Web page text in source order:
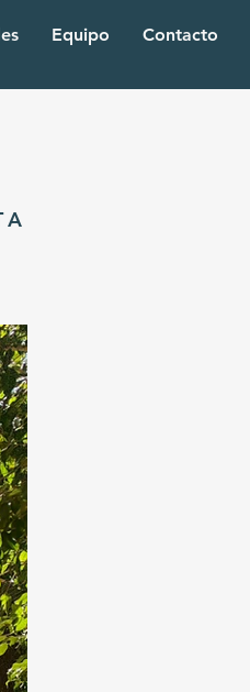
Equipo Contacto